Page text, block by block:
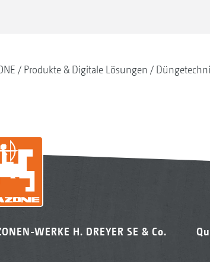
Produkte & Digitale Lösungen
WERKE H. DREYER SE & Co.